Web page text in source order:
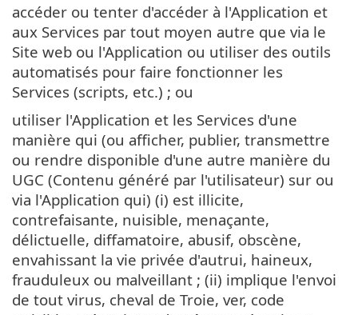
accéder ou tenter d'accéder à l'Application et
aux Services par tout moyen autre que via le
Site web ou l'Application ou utiliser des outils
automatisés pour faire fonctionner les
Services (scripts, etc.) ; ou
utiliser l'Application et les Services d'une
manière qui (ou afficher, publier, transmettre
ou rendre disponible d'une autre manière du
UGC (Contenu généré par l'utilisateur) sur ou
via l'Application qui) (i) est illicite,
contrefaisante, nuisible, menaçante,
délictuelle, diffamatoire, abusif, obscène,
envahissant la vie privée d'autrui, haineux,
frauduleux ou malveillant ; (ii) implique l'envoi
de tout virus, cheval de Troie, ver, code